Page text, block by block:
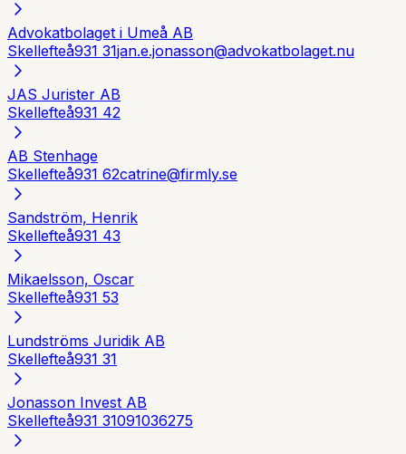
Advokatbolaget i Umeå AB
Skellefteå931 31jan.e.jonasson@advokatbolaget.nu
JAS Jurister AB
Skellefteå931 42
AB Stenhage
Skellefteå931 62catrine@firmly.se
Sandström, Henrik
Skellefteå931 43
Mikaelsson, Oscar
Skellefteå931 53
Lundströms Juridik AB
Skellefteå931 31
Jonasson Invest AB
Skellefteå931 31091036275